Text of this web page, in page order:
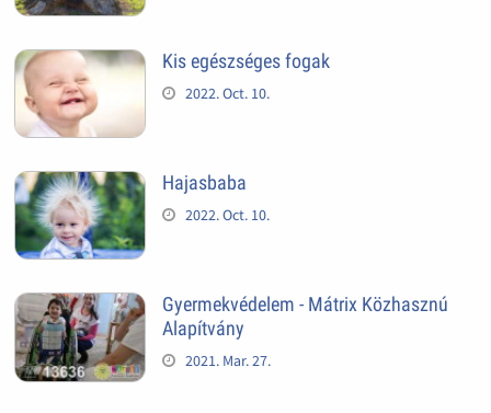
Kis egészséges fogak
2022. Oct. 10.
Hajasbaba
2022. Oct. 10.
Gyermekvédelem - Mátrix Közhasznú
Alapítvány
2021. Mar. 27.